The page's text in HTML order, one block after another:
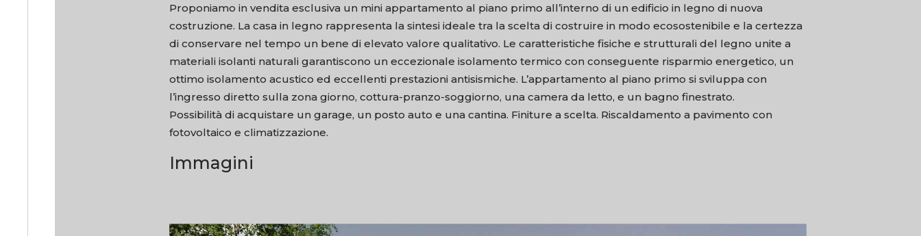
Proponiamo in vendita esclusiva un mini appartamento al piano primo all’interno di un edificio in legno di nuova
costruzione. La casa in legno rappresenta la sintesi ideale tra la scelta di costruire in modo ecosostenibile e la certezza
di conservare nel tempo un bene di elevato valore qualitativo. Le caratteristiche fisiche e strutturali del legno unite a
materiali isolanti naturali garantiscono un eccezionale isolamento termico con conseguente risparmio energetico, un
ottimo isolamento acustico ed eccellenti prestazioni antisismiche. L’appartamento al piano primo si sviluppa con
l’ingresso diretto sulla zona giorno, cottura-pranzo-soggiorno, una camera da letto, e un bagno finestrato.
Possibilità di acquistare un garage, un posto auto e una cantina. Finiture a scelta. Riscaldamento a pavimento con
fotovoltaico e climatizzazione.
Immagini